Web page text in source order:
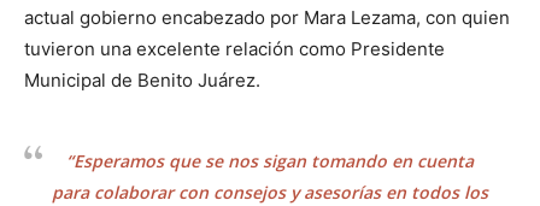
actual gobierno encabezado por Mara Lezama, con quien
tuvieron una excelente relación como Presidente
Municipal de Benito Juárez.
“Esperamos que se nos sigan tomando en cuenta
para colaborar con consejos y asesorías en todos los